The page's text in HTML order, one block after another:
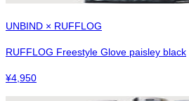
UNBIND × RUFFLOG
RUFFLOG Freestyle Glove paisley black
¥4,950